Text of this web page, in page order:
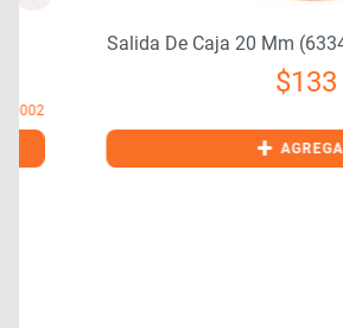
Salida De Caja 20 Mm (633471)
133
AGREGAR